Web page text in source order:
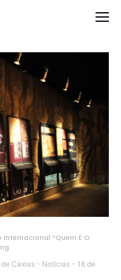
Internacional “Quem É O
Caxias - Notícias - 18 de